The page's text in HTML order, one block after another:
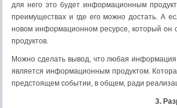
для него это будет информационным
преимуществах и где его можно достать. А
новом информационном ресурсе, который
продуктов.
Можно сделать вывод, что любая
является информационным продуктом.
предстоящем событии, в общем, ради
3.